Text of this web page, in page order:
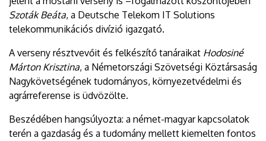
Szoták Beáta, a Deutsche Telekom IT Solutions
telekommunikációs divízió igazgató.
A verseny résztvevőit és felkészítő tanáraikat Hodosiné
Márton Krisztina, a Németországi Szövetségi Köztársaság
Nagykövetségének tudományos, környezetvédelmi és
agrárreferense is üdvözölte.
Beszédében hangsúlyozta: a német-magyar kapcsolatok
terén a gazdaság és a tudomány mellett kiemelten fontos